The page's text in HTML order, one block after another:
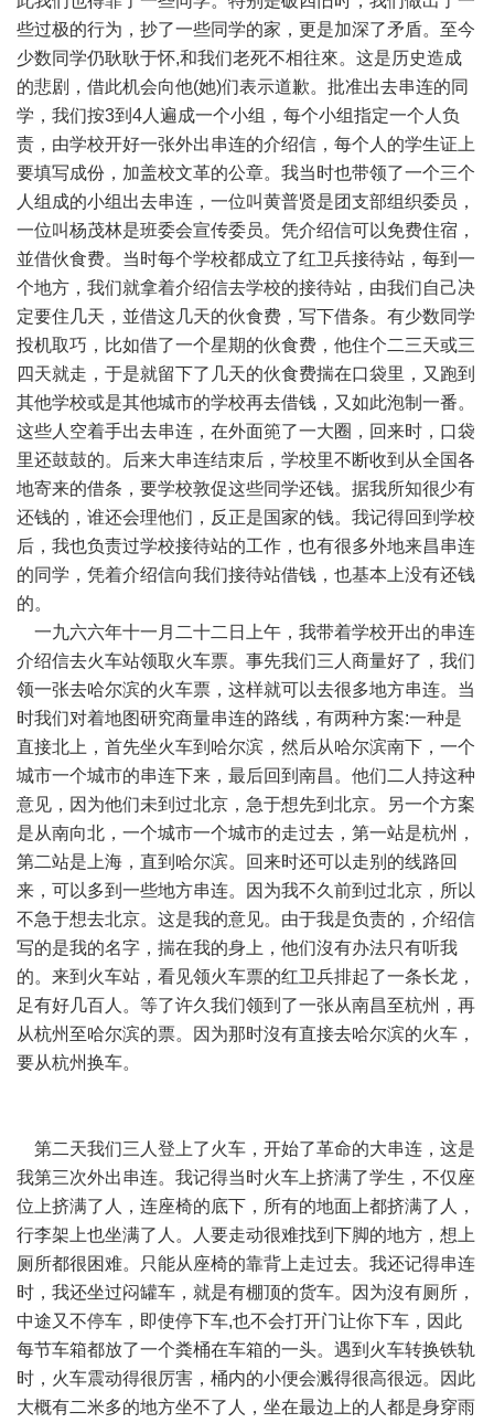
些过极的行为，抄了一些同学的家，更是加深了矛盾。至今
少数同学仍耿耿于怀,和我们老死不相往來。这是历史造成
的悲剧，借此机会向他(她)们表示道歉。批准出去串连的同
学，我们按3到4人遍成一个小组，每个小组指定一个人负
责，由学校开好一张外出串连的介绍信，每个人的学生证上
要填写成份，加盖校文革的公章。我当时也带领了一个三个
人组成的小组出去串连，一位叫黄普贤是团支部组织委员，
一位叫杨茂林是班委会宣传委员。凭介绍信可以免费住宿，
並借伙食费。当时每个学校都成立了红卫兵接待站，每到一
个地方，我们就拿着介绍信去学校的接待站，由我们自己决
定要住几天，並借这几天的伙食费，写下借条。有少数同学
投机取巧，比如借了一个星期的伙食费，他住个二三天或三
四天就走，于是就留下了几天的伙食费揣在口袋里，又跑到
其他学校或是其他城市的学校再去借钱，又如此泡制一番。
这些人空着手出去串连，在外面篼了一大圈，回来时，口袋
里还鼓鼓的。后来大串连结朿后，学校里不断收到从全国各
地寄来的借条，要学校敦促这些同学还钱。据我所知很少有
还钱的，谁还会理他们，反正是国家的钱。我记得回到学校
后，我也负责过学校接待站的工作，也有很多外地来昌串连
的同学，凭着介绍信向我们接待站借钱，也基本上没有还钱
的。
一九六六年十一月二十二日上午，我带着学校开出的串连
介绍信去火车站领取火车票。事先我们三人商量好了，我们
领一张去哈尔滨的火车票，这样就可以去很多地方串连。当
时我们对着地图研究商量串连的路线，有两种方案:一种是
直接北上，首先坐火车到哈尔滨，然后从哈尔滨南下，一个
城市一个城市的串连下来，最后回到南昌。他们二人持这种
意见，因为他们未到过北京，急于想先到北京。另一个方案
是从南向北，一个城市一个城市的走过去，第一站是杭州，
第二站是上海，直到哈尔滨。回来时还可以走别的线路回
来，可以多到一些地方串连。因为我不久前到过北京，所以
不急于想去北京。这是我的意见。由于我是负责的，介绍信
写的是我的名字，揣在我的身上，他们沒有办法只有听我
的。来到火车站，看见领火车票的红卫兵排起了一条长龙，
足有好几百人。等了许久我们领到了一张从南昌至杭州，再
从杭州至哈尔滨的票。因为那时沒有直接去哈尔滨的火车，
要从杭州换车。
第二天我们三人登上了火车，开始了革命的大串连，这是
我第三次外出串连。我记得当时火车上挤满了学生，不仅座
位上挤满了人，连座椅的底下，所有的地面上都挤满了人，
行李架上也坐满了人。人要走动很难找到下脚的地方，想上
厕所都很困难。只能从座椅的靠背上走过去。我还记得串连
时，我还坐过闷罐车，就是有棚顶的货车。因为沒有厕所，
中途又不停车，即使停下车,也不会打开门让你下车，因此
每节车箱都放了一个粪桶在车箱的一头。遇到火车转换铁轨
时，火车震动得很厉害，桶内的小便会溅得很高很远。因此
大概有二米多的地方坐不了人，坐在最边上的人都是身穿雨